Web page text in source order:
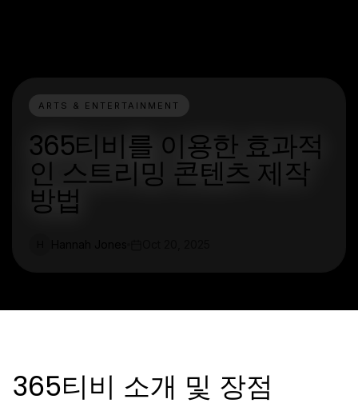
ARTS & ENTERTAINMENT
365티비를 이용한 효과적
인 스트리밍 콘텐츠 제작
방법
365티비 소개 및 장점